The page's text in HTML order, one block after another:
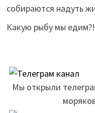
собираются надуть
Какую рыбу мы едим?!
Мы открыли